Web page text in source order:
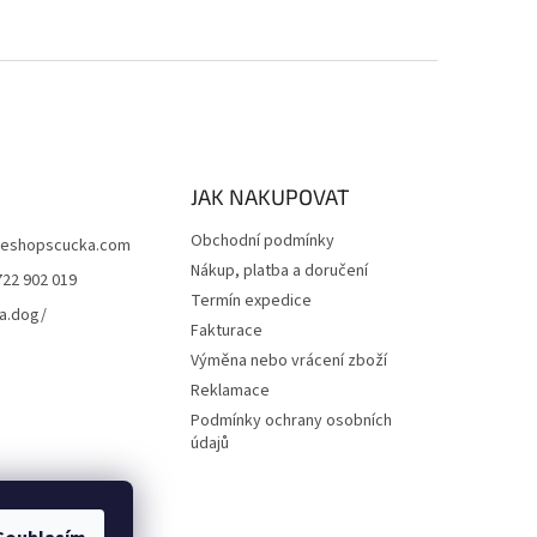
eshopscucka.com
902 019
JAK NAKUPOVAT
Obchodní podmínky
Nákup, platba a doručení
Termín expedice
Fakturace
Výměna nebo vrácení zboží
Reklamace
Podmínky ochrany osobních
údajů